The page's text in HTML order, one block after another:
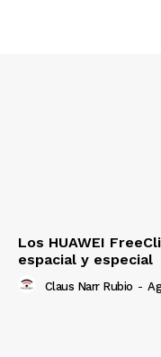
Los HUAWEI
espacial y especial
Claus Narr Rubio -